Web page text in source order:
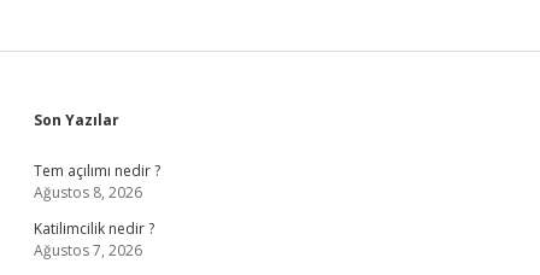
Sidebar
Son Yazılar
Tem açılımı nedir ?
Ağustos 8, 2026
Katilimcilik nedir ?
Ağustos 7, 2026